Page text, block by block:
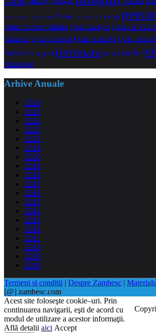
messenger noiembrie Nokia octombrie orange
Quiz Comert Online Quiz Gadget Quiz HI-
Oameni Quiz Internet Quiz KissFM Quiz
romania sugestii timisoara torrent trailer
messenger
Arhive Anuale
2026
2025
2024
2023
2022
2021
2020
2019
2018
2017
2016
2015
2014
2013
2012
2011
2010
2009
2008
Termeni si conditii | Despre Zambesc |
[@] zambesc.com
Acest site foloseşte cookie–uri. Prin
continuarea navigarii, eşti de acord cu
modul de utilizare a acestor informaţii.
Află detalii aici Accept